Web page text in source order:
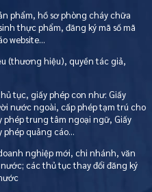
phẩm, hồ sơ phòng cháy chữa
thực phẩm, đăng ký mã số mã
website…
(thương hiệu), quyền tác giả,
tục, giấy phép con như: Giấy
nước ngoài, cấp phép tạm trú cho
trung tâm ngoại ngữ, Giấy
phép quảng cáo…
nghiệp mới, chi nhánh, văn
các thủ tục thay đổi đăng ký